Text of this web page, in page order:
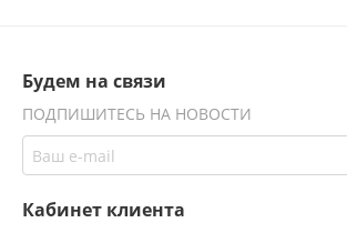
Будем на связи
ПОДПИШИТЕСЬ НА НОВОСТИ
Кабинет клиента